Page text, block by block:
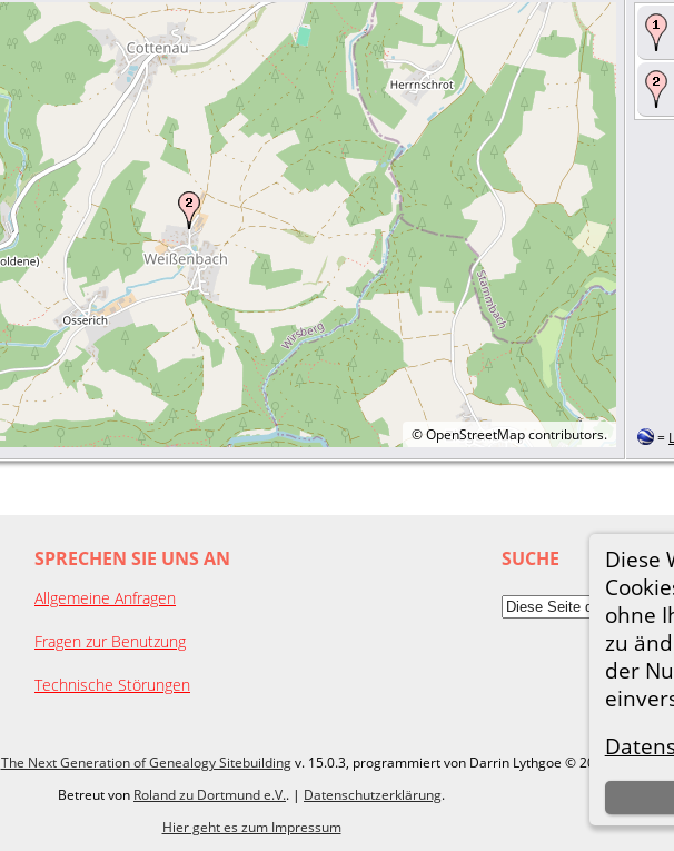
Diese
ohne
zu
der
©OpenStreetMapcontributors. =
SPRECHEN SIE UNS AN
Allgemeine Anfragen
Fragen zur Benutzung
Technische Störungen
SUCHE
The Next Generation of Genealogy Sitebuildingv. 15.0.3, programmiert von Darrin Lythgoe © 2001-2026.
Betreut von Roland zu Dortmund e.V.. | Datenschutzerklärung.
Hier geht es zum Impressum